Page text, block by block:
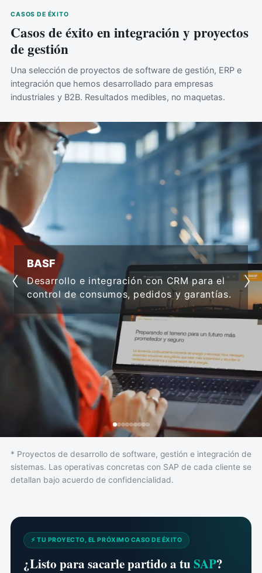
CASOS DE ÉXITO
Casos de éxito en integración y proyectos
de gestión
Una selección de proyectos de software de gestión, ERP e
integración que hemos desarrollado para empresas
industriales y B2B. Resultados medibles, no maquetas.
‹
con CRM para el
y garantías.
VIVIENDA 2
Software inmobiliario
integrar procesos e
productividad.
›
* Proyectos de desarrollo de software, gestión e integración de
sistemas. Las operativas concretas con SAP de cada cliente se
detallan bajo acuerdo de confidencialidad.
⚡ TU PROYECTO, EL PRÓXIMO CASO DE ÉXITO
¿Listo para sacarle partido a tuSAP?